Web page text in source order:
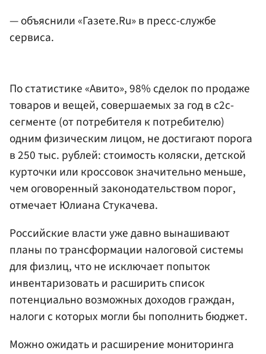
— объяснили «Газете.Ru» в пресс-службе
сервиса.
По статистике «Авито», 98% сделок по продаже
товаров и вещей, совершаемых за год в с2с-
сегменте (от потребителя к потребителю)
одним физическим лицом, не достигают порога
в 250 тыс. рублей: стоимость коляски, детской
курточки или кроссовок значительно меньше,
чем оговоренный законодательством порог,
отмечает Юлиана Стукачева.
Российские власти уже давно вынашивают
планы по транcформации налоговой системы
для физлиц, что не исключает попыток
инвентаризовать и расширить список
потенциально возможных доходов граждан,
налоги с которых могли бы пополнить бюджет.
Можно ожидать и расширение мониторинга